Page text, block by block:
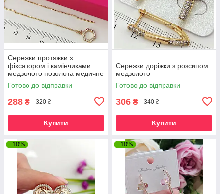
Сережки протяжки з
фіксатором і камінчиками
медзолото позолота медичне
золото ювелірна біжутерія
Готово до відправки
288 ₴ 320 ₴
Купити
Сережки доріжки з розсипом
медзолото
Готово до відправки
306 ₴ 340 ₴
Купити
–10% –10%